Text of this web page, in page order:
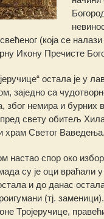
(која се
Икону Пречисте
остала је у
заједно са
због немира и
свету обитељ
храм Светог Ваведења.
настао спор око
су је оци враћали
и до данас
(тј.
Тројеручице,